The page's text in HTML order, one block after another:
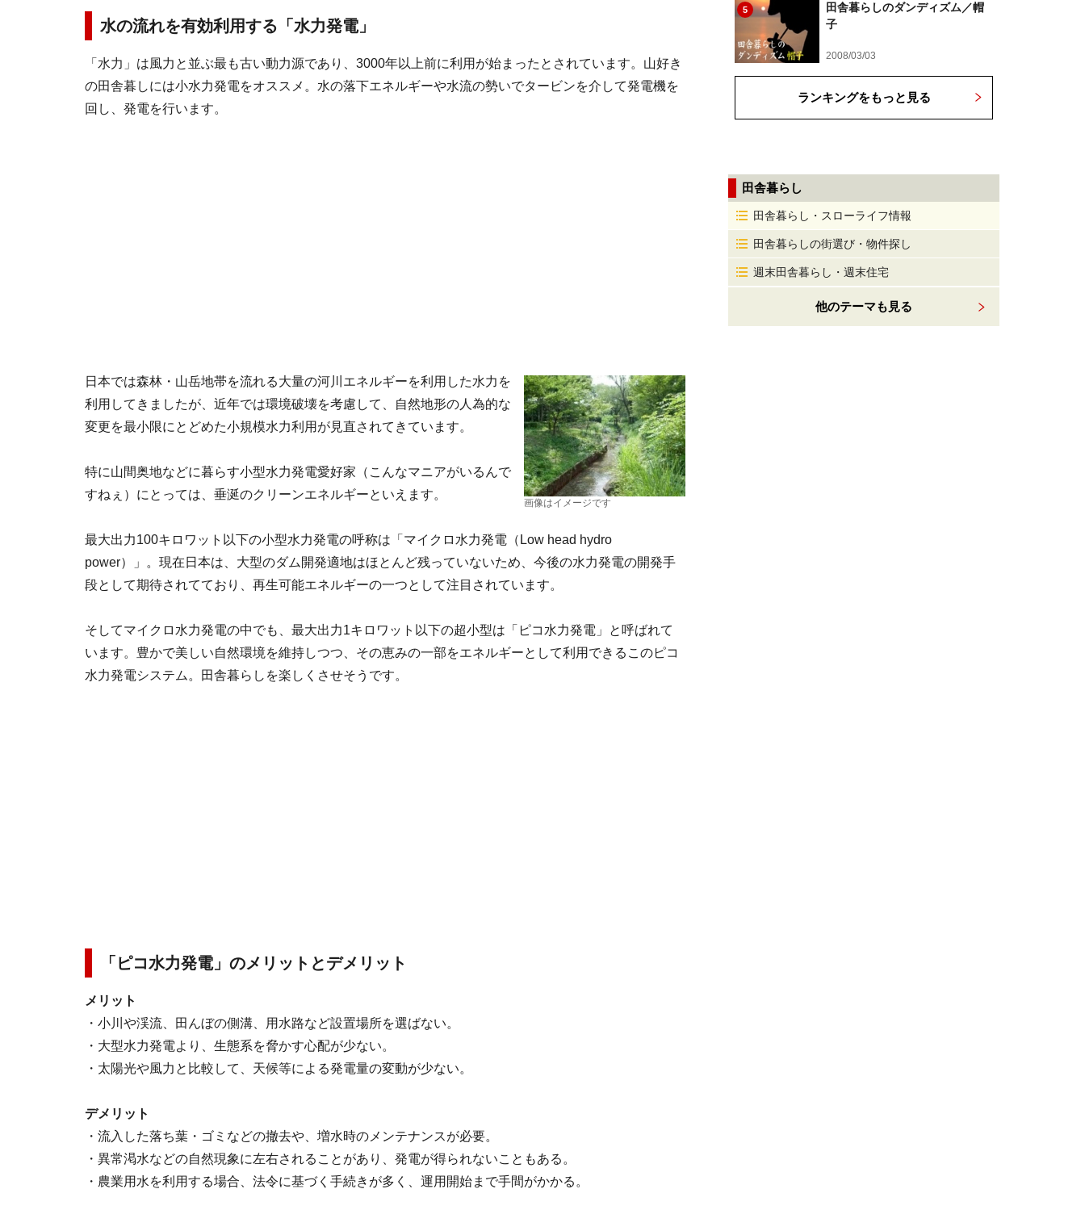
水の流れを有効利用する「水力発電」
「水力」は風力と並ぶ最も古い動力源であり、3000年以上前に利用が始まったとされています。山好き
の田舎暮しには小水力発電をオススメ。水の落下エネルギーや水流の勢いでタービンを介して発電機を
回し、発電を行います。
画像はイメージです
日本では森林・山岳地帯を流れる大量の河川エネルギーを利用した水力を
利用してきましたが、近年では環境破壊を考慮して、自然地形の人為的な
変更を最小限にとどめた小規模水力利用が見直されてきています。
特に山間奥地などに暮らす小型水力発電愛好家（こんなマニアがいるんで
すねぇ）にとっては、垂涎のクリーンエネルギーといえます。
最大出力100キロワット以下の小型水力発電の呼称は「マイクロ水力発電（Low head hydro
power）」。現在日本は、大型のダム開発適地はほとんど残っていないため、今後の水力発電の開発手
段として期待されてており、再生可能エネルギーの一つとして注目されています。
そしてマイクロ水力発電の中でも、最大出力1キロワット以下の超小型は「ピコ水力発電」と呼ばれて
います。豊かで美しい自然環境を維持しつつ、その恵みの一部をエネルギーとして利用できるこのピコ
水力発電システム。田舎暮らしを楽しくさせそうです。
「ピコ水力発電」のメリットとデメリット
メリット
・小川や渓流、田んぼの側溝、用水路など設置場所を選ばない。
・大型水力発電より、生態系を脅かす心配が少ない。
・太陽光や風力と比較して、天候等による発電量の変動が少ない。
デメリット
・流入した落ち葉・ゴミなどの撤去や、増水時のメンテナンスが必要。
・異常渇水などの自然現象に左右されることがあり、発電が得られないこともある。
・農業用水を利用する場合、法令に基づく手続きが多く、運用開始まで手間がかかる。
5
田舎暮らしのダンディズム／帽
子
2008/03/03
ランキングをもっと見る
田舎暮らし
田舎暮らし・スローライフ情報
田舎暮らしの街選び・物件探し
週末田舎暮らし・週末住宅
他のテーマも見る